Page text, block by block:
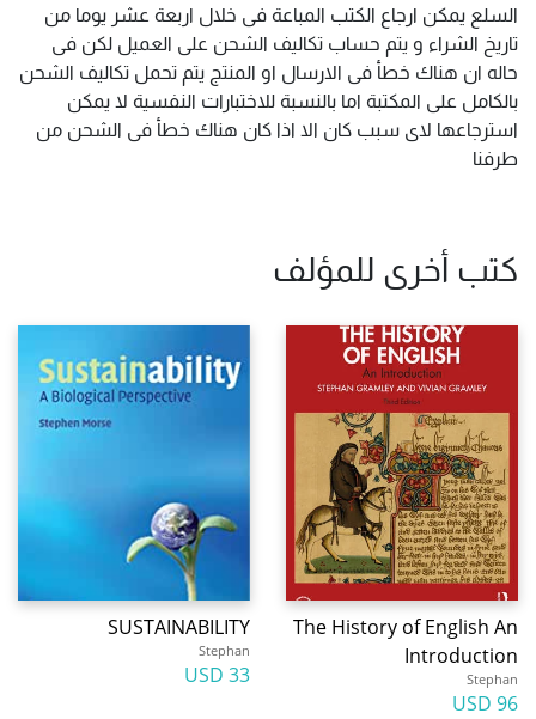
السلع يمكن ارجاع الكتب المباعة فى خلال اربعة عشر يوما من
تاريخ الشراء و يتم حساب تكاليف الشحن على العميل لكن فى
حاله ان هناك خطأ فى الارسال او المنتج يتم تحمل تكاليف الشحن
بالكامل على المكتبة اما بالنسبة للاختبارات النفسية لا يمكن
استرجاعها لاى سبب كان الا اذا كان هناك خطأ فى الشحن من
طرفنا
كتب أخرى للمؤلف
The History of English An
Introduction
Stephan
96 USD
SUSTAINABILITY
Stephan
33 USD